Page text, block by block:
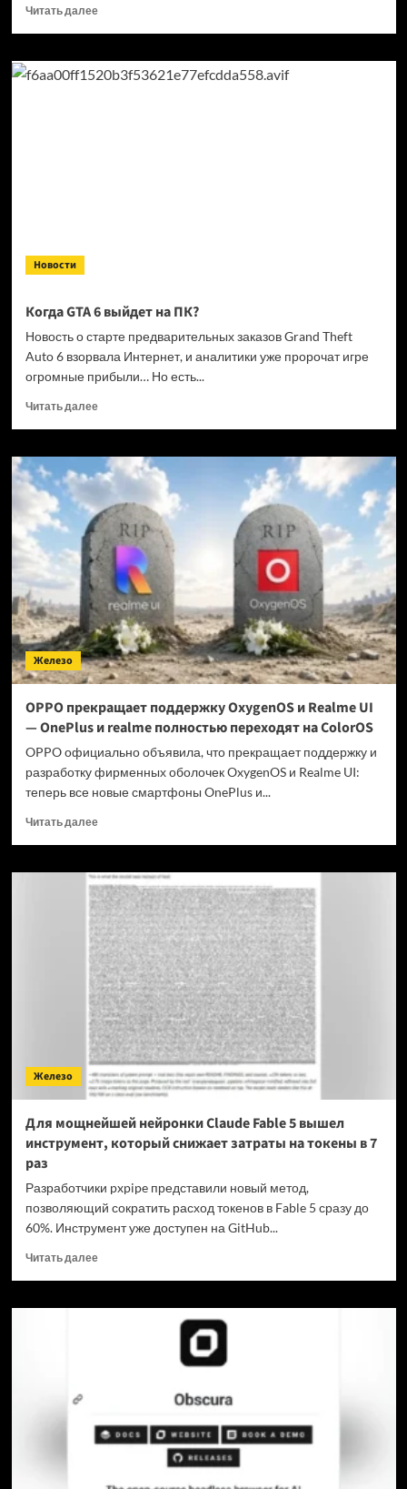
Читать далееПрочитать
Кандидат
в президенты
Новости
Когда GTA 6 выйдет на ПК?
Новость о старте предварительных заказов Grand Theft
Auto 6 взорвала Интернет, и аналитики уже пророчат игре
огромные прибыли… Но есть...
Читать далееПрочитать
Когда
GTA
на ПК?
Железо
OPPO прекращает поддержку OxygenOS и Realme UI
— OnePlus и realme полностью переходят на ColorOS
OPPO официально объявила, что прекращает поддержку и
разработку фирменных оболочек OxygenOS и Realme UI:
теперь все новые смартфоны OnePlus и...
Читать далееПрочитать
OPPO
прекращает
поддержку
OxygenOS
и
Realme
UI
—
OnePlus
и
realme
полностью
переходят
на
Железо
Для мощнейшей нейронки Claude Fable 5 вышел
инструмент, который снижает затраты на токены в 7
раз
Разработчики pxpipe представили новый метод,
позволяющий сократить расход токенов в Fable 5 сразу до
60%. Инструмент уже доступен на GitHub...
Читать далееПрочитать
Для
инструмент,
который